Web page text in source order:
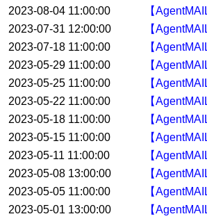
2023-08-04 11:00:00
【
2023-07-31 12:00:00
【
2023-07-18 11:00:00
【
2023-05-29 11:00:00
【
2023-05-25 11:00:00
【
2023-05-22 11:00:00
【
2023-05-18 11:00:00
【
2023-05-15 11:00:00
【
2023-05-11 11:00:00
【
2023-05-08 13:00:00
【
2023-05-05 11:00:00
【
2023-05-01 13:00:00
【